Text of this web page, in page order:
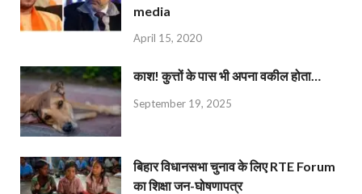
media
April 15, 2020
काश! कुत्तों के पास भी अपना वकील होता…
September 19, 2025
बिहार विधानसभा चुनाव के लिए RTE Forum
का शिक्षा जन-घोषणापत्र